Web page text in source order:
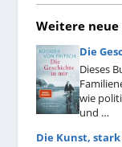
Weitere neue
Die
Dieses
wie
und …
Die Kunst,